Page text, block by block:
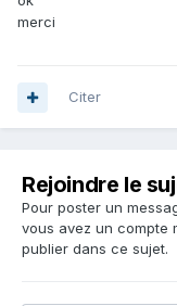
merci
Citer
Rejoindre le
Pour poster un
vous avez un compte
publier dans ce sujet.